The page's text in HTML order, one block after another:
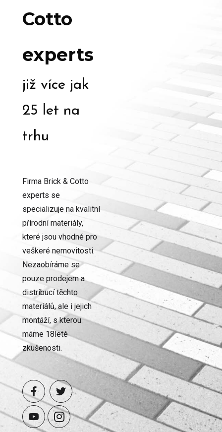
Cotto
experts
již více jak
25 let na
trhu
Firma Brick & Cotto
experts se
specializuje na kvalitní
přírodní materiály,
které jsou vhodné pro
veškeré nemovitosti.
Nezaobíráme se
pouze prodejem a
distribucí těchto
materiálů, ale i jejich
montáží, s kterou
máme 18leté
zkušenosti.